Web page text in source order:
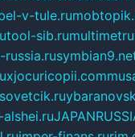
v-tule.ru
tool-sib.ru
russia.ru
xjocuricopii.com
sovetcik.ru